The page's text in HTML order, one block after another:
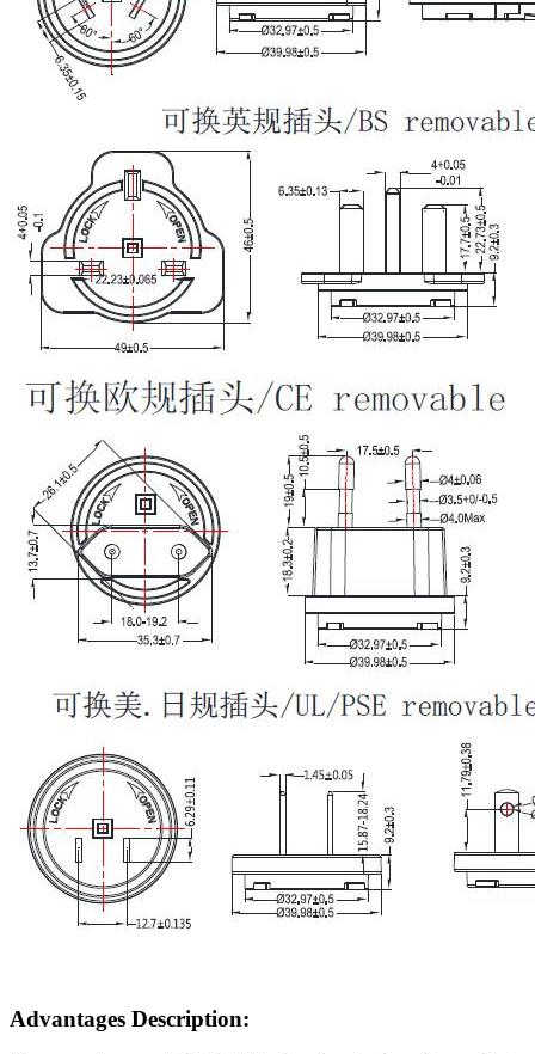
Advantages Description: